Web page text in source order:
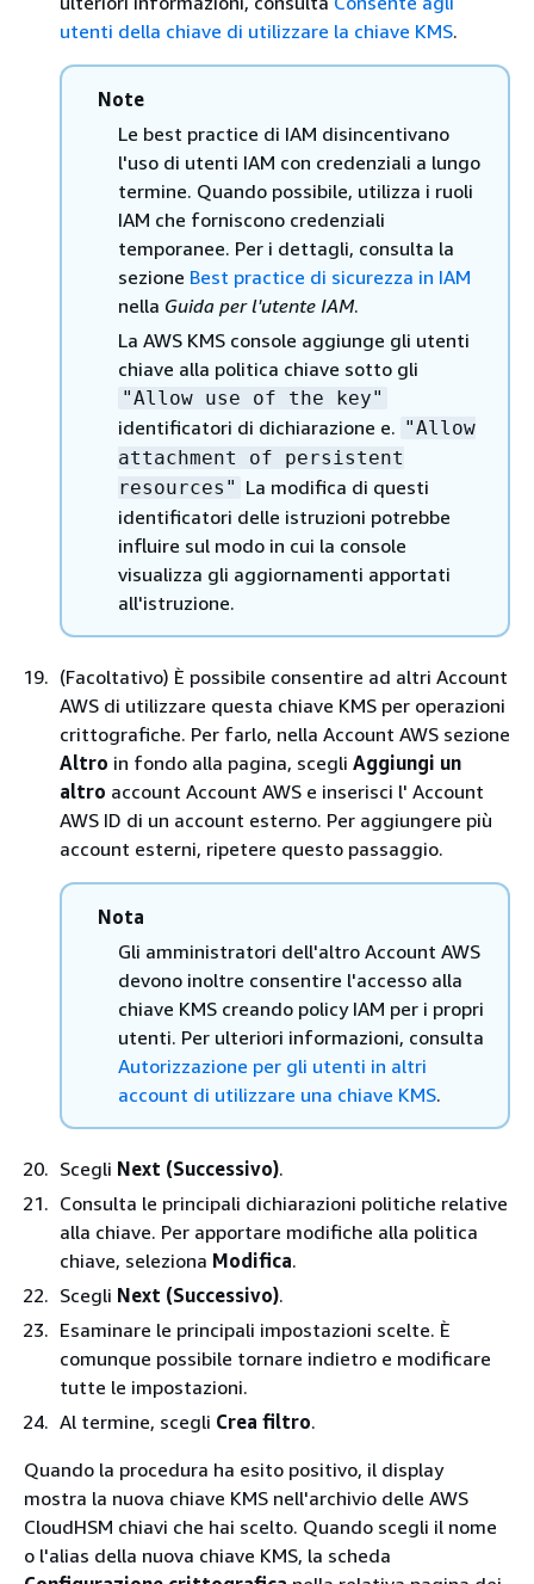
utenti della chiave di utilizzare la chiave KMS.
Note
Le best practice di IAM disincentivano
l'uso di utenti IAM con credenziali a lungo
termine. Quando possibile, utilizza i ruoli
IAM che forniscono credenziali
temporanee. Per i dettagli, consulta la
sezione Best practice di sicurezza in IAM
nella Guida per l'utente IAM.
La AWS KMS console aggiunge gli utenti
chiave alla politica chiave sotto gli
"Allow use of the key"
identificatori di dichiarazione e. "Allow
attachment of persistent
resources" La modifica di questi
identificatori delle istruzioni potrebbe
influire sul modo in cui la console
visualizza gli aggiornamenti apportati
all'istruzione.
(Facoltativo) È possibile consentire ad altri Account
AWS di utilizzare questa chiave KMS per operazioni
crittografiche. Per farlo, nella Account AWS sezione
Altro in fondo alla pagina, scegli Aggiungi un
altro account Account AWS e inserisci l' Account
AWS ID di un account esterno. Per aggiungere più
account esterni, ripetere questo passaggio.
Nota
Gli amministratori dell'altro Account AWS
devono inoltre consentire l'accesso alla
chiave KMS creando policy IAM per i propri
utenti. Per ulteriori informazioni, consulta
Autorizzazione per gli utenti in altri
account di utilizzare una chiave KMS.
Scegli Next (Successivo).
Consulta le principali dichiarazioni politiche relative
alla chiave. Per apportare modifiche alla politica
chiave, seleziona Modifica.
Scegli Next (Successivo).
Esaminare le principali impostazioni scelte. È
comunque possibile tornare indietro e modificare
tutte le impostazioni.
Al termine, scegli Crea filtro.
Quando la procedura ha esito positivo, il display
mostra la nuova chiave KMS nell'archivio delle AWS
CloudHSM chiavi che hai scelto. Quando scegli il nome
o l'alias della nuova chiave KMS, la scheda